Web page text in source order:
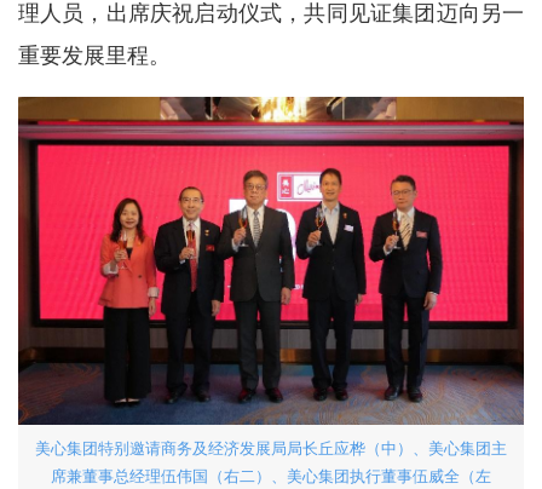
理人员，出席庆祝启动仪式，共同见证集团迈向另一
重要发展里程。
美心集团特别邀请商务及经济发展局局长丘应桦（中）、美心集团主
席兼董事总经理伍伟国（右二）、美心集团执行董事伍威全（左